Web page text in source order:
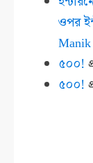
ওপর
Manik
৫০০!
৫০০!